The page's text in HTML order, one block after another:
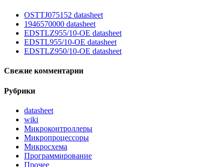
OSTTJ075152 datasheet
1946570000 datasheet
EDSTLZ955/10-OE datasheet
EDSTL955/10-OE datasheet
EDSTLZ950/10-OE datasheet
Свежие комментарии
Рубрики
datasheet
wiki
Микроконтроллеры
Микропроцессоры
Микросхема
Программирование
Прочее